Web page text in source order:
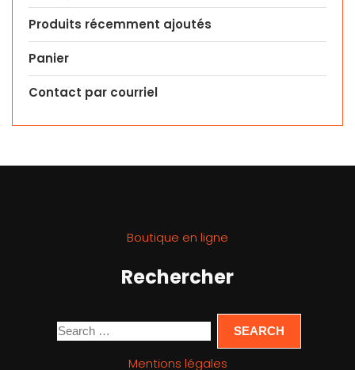
Produits récemment ajoutés
Panier
Contact par courriel
Boutique en ligne
Rechercher
Mentions légales